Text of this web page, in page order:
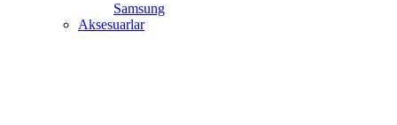
Samsung
Aksesuarlar